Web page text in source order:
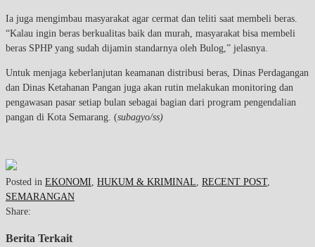
Ia juga mengimbau masyarakat agar cermat dan teliti saat membeli beras.
“Kalau ingin beras berkualitas baik dan murah, masyarakat bisa membeli
beras SPHP yang sudah dijamin standarnya oleh Bulog,” jelasnya.
Untuk menjaga keberlanjutan keamanan distribusi beras, Dinas Perdagangan
dan Dinas Ketahanan Pangan juga akan rutin melakukan monitoring dan
pengawasan pasar setiap bulan sebagai bagian dari program pengendalian
pangan di Kota Semarang. (subagyo/ss)
Posted in EKONOMI HUKUM & KRIMINAL RECENT POST,
SEMARANGAN
Share:
Berita Terkait